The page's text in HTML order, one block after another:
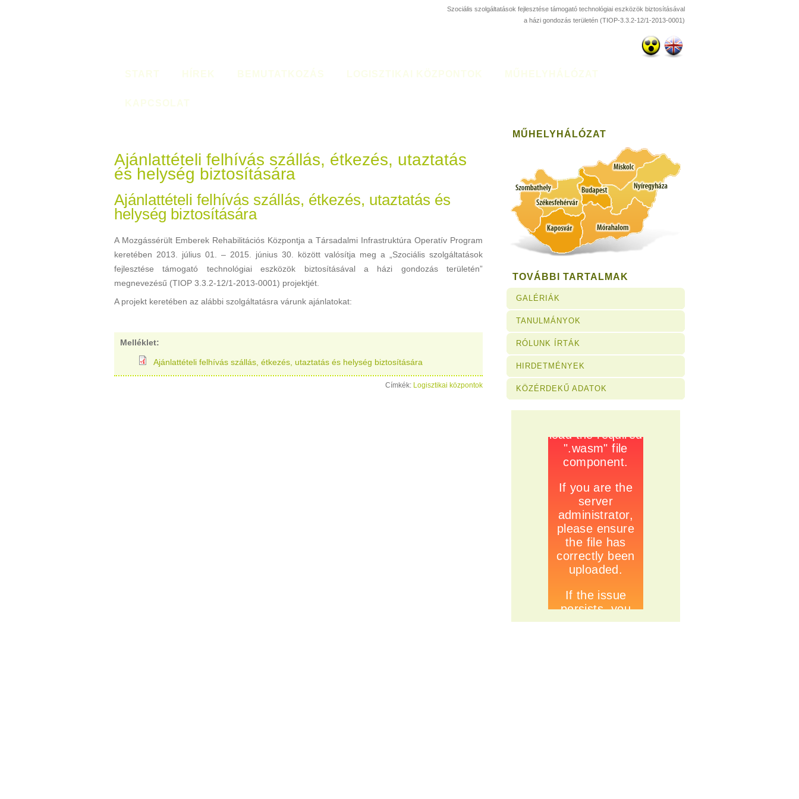
Szociális szolgáltatások fejlesztése támogató technológiai eszközök biztosításával
a házi gondozás területén (TIOP-3.3.2-12/1-2013-0001)
START HÍREK BEMUTATKOZÁS LOGISZTIKAI KÖZPONTOK MŰHELYHÁLÓZAT
KAPCSOLAT
Ajánlattételi felhívás szállás, étkezés, utaztatás
és helység biztosítására
Ajánlattételi felhívás szállás, étkezés, utaztatás és
helység biztosítására
A Mozgássérült Emberek Rehabilitációs Központja a Társadalmi Infrastruktúra Operatív Program
keretében 2013. július 01. – 2015. június 30. között valósítja meg a „Szociális szolgáltatások
fejlesztése támogató technológiai eszközök biztosításával a házi gondozás területén”
megnevezésű (TIOP 3.3.2-12/1-2013-0001) projektjét.
A projekt keretében az alábbi szolgáltatásra várunk ajánlatokat:
Melléklet:
Ajánlattételi felhívás szállás, étkezés, utaztatás és helység biztosítására
Címkék: Logisztikai központok
MŰHELYHÁLÓZAT
TOVÁBBI TARTALMAK
GALÉRIÁK
TANULMÁNYOK
RÓLUNK ÍRTÁK
HIRDETMÉNYEK
KÖZÉRDEKŰ ADATOK